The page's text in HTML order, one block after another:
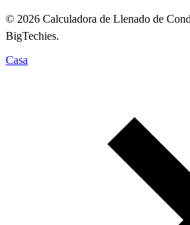
© 2026 Calculadora de Llenado de
BigTechies.
Casa